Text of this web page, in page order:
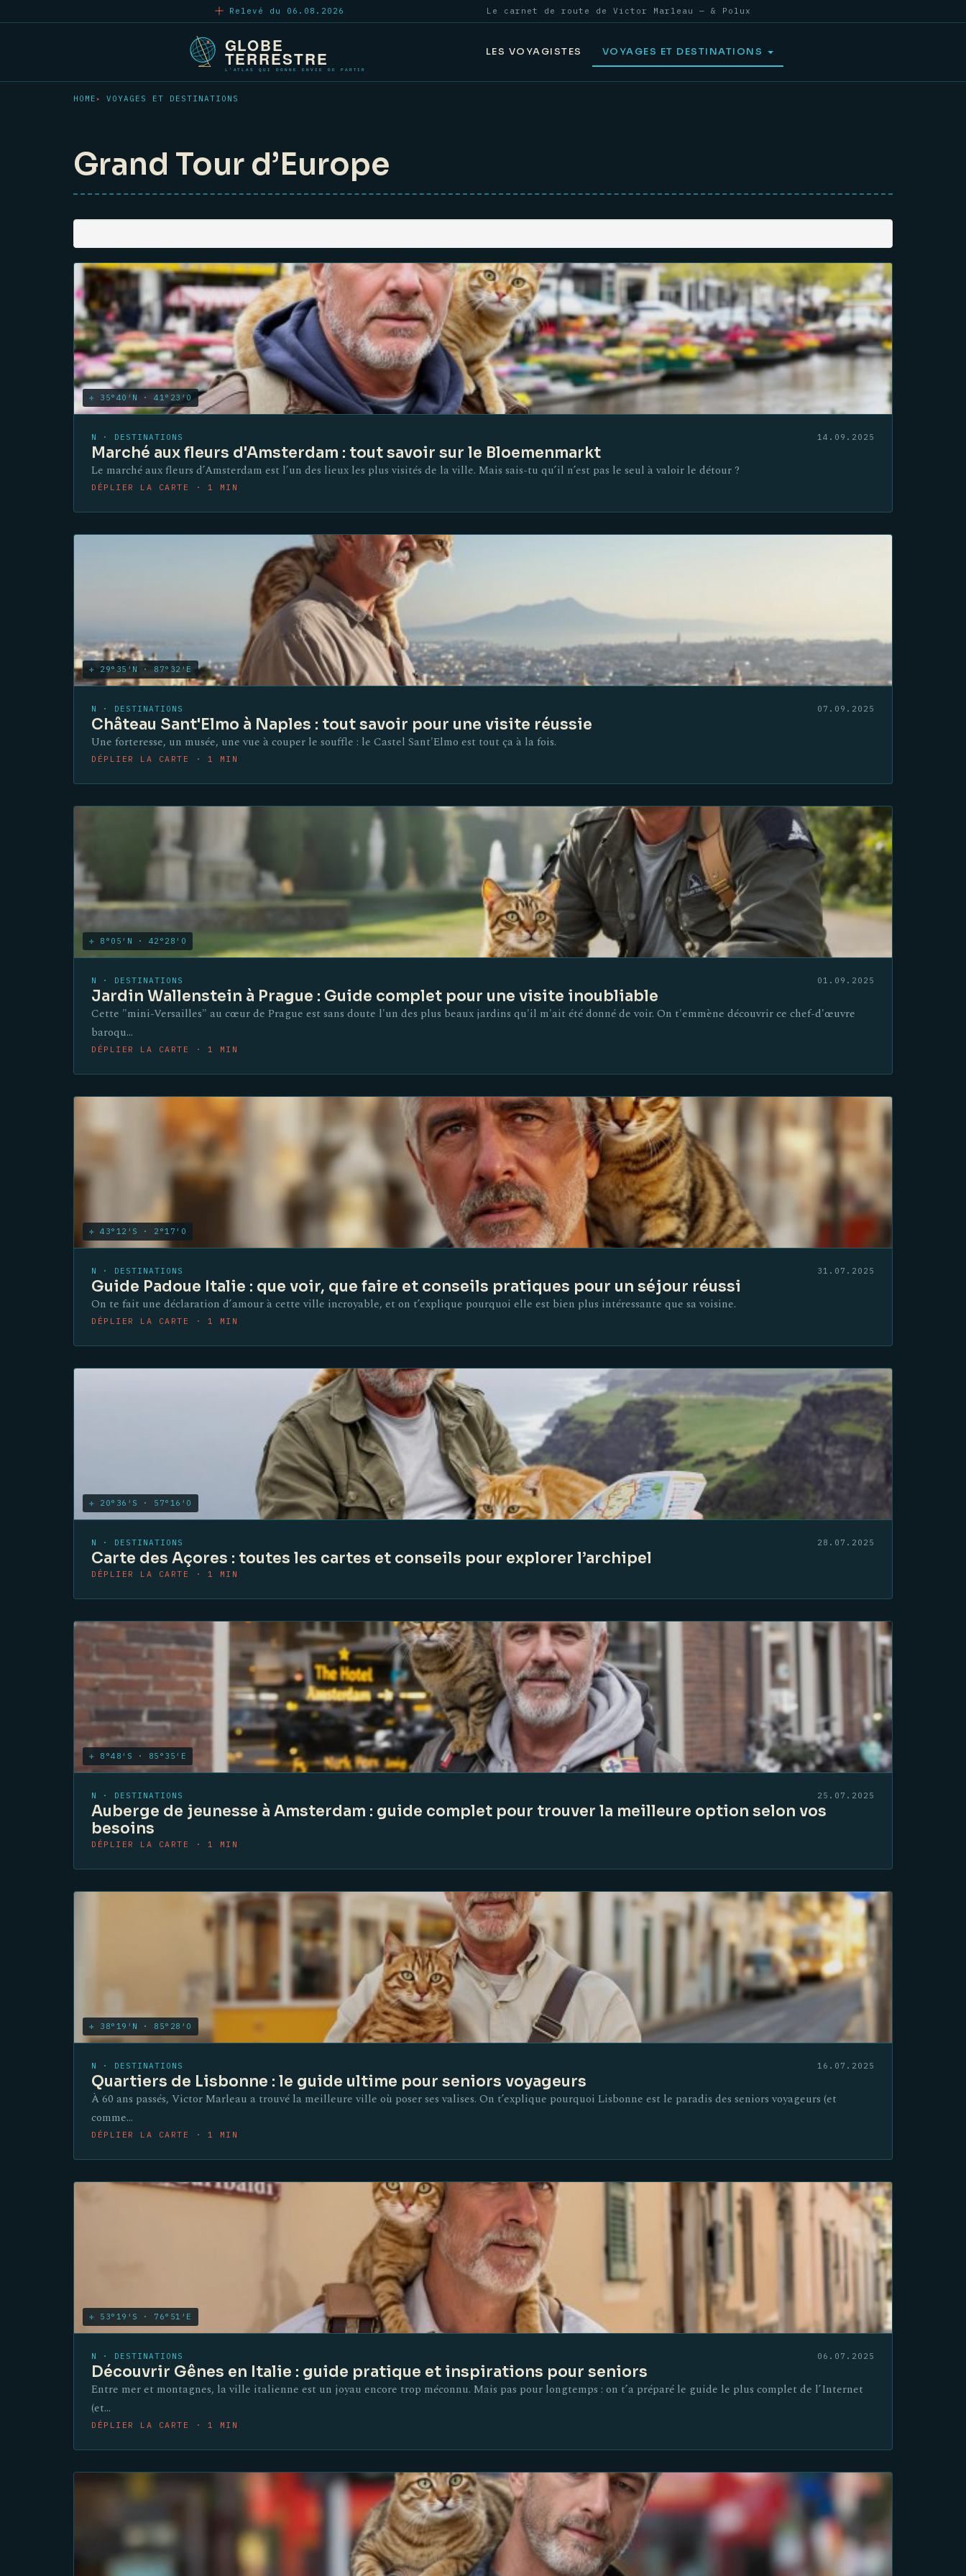
Relevé du 06.08.2026 Le carnet de route de Victor Marleau — & Polux
LES VOYAGISTES VOYAGES ET DESTINATIONS
HOME VOYAGES ET DESTINATIONS
Grand Tour d’Europe
✛ 35°40′N · 41°23′O
N · DESTINATIONS 14.09.2025
Marché aux fleurs d'Amsterdam : tout savoir sur le Bloemenmarkt
Le marché aux fleurs d’Amsterdam est l’un des lieux les plus visités de la ville. Mais sais-tu qu’il n’est pas le seul à valoir le détour ?
DÉPLIER LA CARTE · 1 MIN
✛ 29°35′N · 87°32′E
N · DESTINATIONS 07.09.2025
Château Sant'Elmo à Naples : tout savoir pour une visite réussie
Une forteresse, un musée, une vue à couper le souffle : le Castel Sant'Elmo est tout ça à la fois.
DÉPLIER LA CARTE · 1 MIN
✛ 8°05′N · 42°28′O
N · DESTINATIONS 01.09.2025
Jardin Wallenstein à Prague : Guide complet pour une visite inoubliable
Cette "mini-Versailles" au cœur de Prague est sans doute l'un des plus beaux jardins qu'il m'ait été donné de voir. On t'emmène découvrir ce chef-d'œuvre
baroqu…
DÉPLIER LA CARTE · 1 MIN
✛ 43°12′S · 2°17′O
N · DESTINATIONS 31.07.2025
Guide Padoue Italie : que voir, que faire et conseils pratiques pour un séjour réussi
On te fait une déclaration d’amour à cette ville incroyable, et on t’explique pourquoi elle est bien plus intéressante que sa voisine.
DÉPLIER LA CARTE · 1 MIN
✛ 20°36′S · 57°16′O
N · DESTINATIONS 28.07.2025
Carte des Açores : toutes les cartes et conseils pour explorer l’archipel
DÉPLIER LA CARTE · 1 MIN
✛ 8°48′S · 85°35′E
N · DESTINATIONS 25.07.2025
Auberge de jeunesse à Amsterdam : guide complet pour trouver la meilleure option selon vos
besoins
DÉPLIER LA CARTE · 1 MIN
✛ 38°19′N · 85°28′O
N · DESTINATIONS 16.07.2025
Quartiers de Lisbonne : le guide ultime pour seniors voyageurs
À 60 ans passés, Victor Marleau a trouvé la meilleure ville où poser ses valises. On t’explique pourquoi Lisbonne est le paradis des seniors voyageurs (et
comme…
DÉPLIER LA CARTE · 1 MIN
✛ 53°19′S · 76°51′E
N · DESTINATIONS 06.07.2025
Découvrir Gênes en Italie : guide pratique et inspirations pour seniors
Entre mer et montagnes, la ville italienne est un joyau encore trop méconnu. Mais pas pour longtemps : on t’a préparé le guide le plus complet de l’Internet
(et…
DÉPLIER LA CARTE · 1 MIN